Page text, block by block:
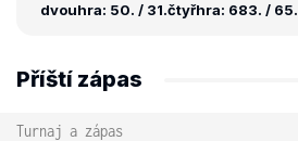
dvouhra: 50. / 31.čtyřhra: 683. / 65.
Příští zápas
Turnaj a zápas